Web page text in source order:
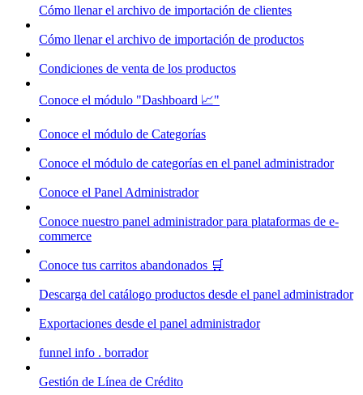
Cómo llenar el archivo de importación de clientes
Cómo llenar el archivo de importación de productos
Condiciones de venta de los productos
Conoce el módulo "Dashboard 📈"
Conoce el módulo de Categorías
Conoce el módulo de categorías en el panel administrador
Conoce el Panel Administrador
Conoce nuestro panel administrador para plataformas de e-
commerce
Conoce tus carritos abandonados 🛒
Descarga del catálogo productos desde el panel administrador
Exportaciones desde el panel administrador
funnel info . borrador
Gestión de Línea de Crédito